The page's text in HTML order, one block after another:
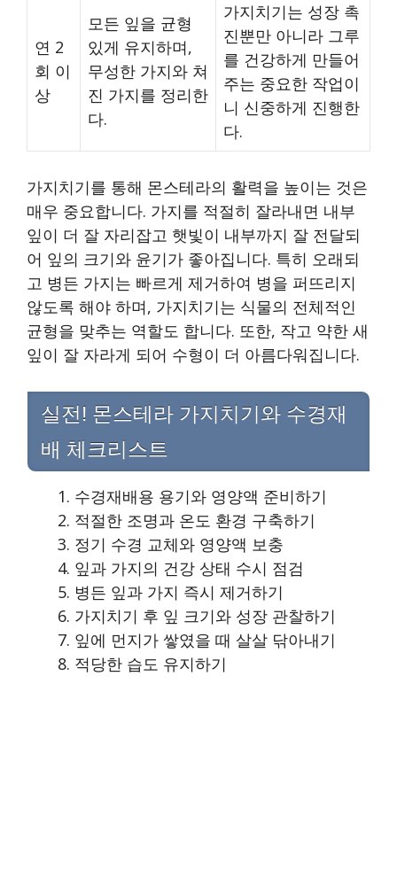
연 2
회 이
상
모든 잎을 균형
있게 유지하며,
무성한 가지와 쳐
진 가지를 정리한
다.
가지치기는 성장 촉
진뿐만 아니라 그루
를 건강하게 만들어
주는 중요한 작업이
니 신중하게 진행한
다.
가지치기를 통해 몬스테라의 활력을 높이는 것은
매우 중요합니다. 가지를 적절히 잘라내면 내부
잎이 더 잘 자리잡고 햇빛이 내부까지 잘 전달되
어 잎의 크기와 윤기가 좋아집니다. 특히 오래되
고 병든 가지는 빠르게 제거하여 병을 퍼뜨리지
않도록 해야 하며, 가지치기는 식물의 전체적인
균형을 맞추는 역할도 합니다. 또한, 작고 약한 새
잎이 잘 자라게 되어 수형이 더 아름다워집니다.
실전! 몬스테라 가지치기와 수경재
배 체크리스트
수경재배용 용기와 영양액 준비하기
적절한 조명과 온도 환경 구축하기
정기 수경 교체와 영양액 보충
잎과 가지의 건강 상태 수시 점검
병든 잎과 가지 즉시 제거하기
가지치기 후 잎 크기와 성장 관찰하기
잎에 먼지가 쌓였을 때 살살 닦아내기
적당한 습도 유지하기